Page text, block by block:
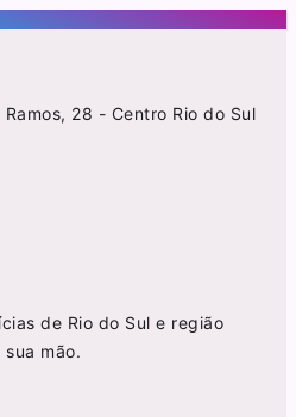
28 - Centro Rio do Sul
de Rio do Sul e região
mão.